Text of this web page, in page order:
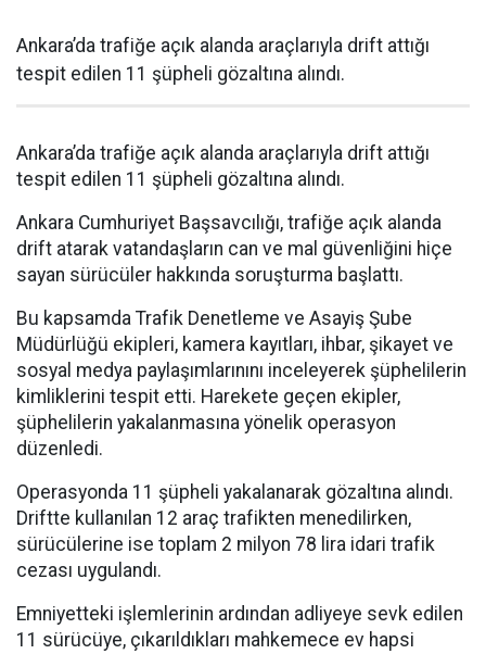
Ankara’da trafiğe açık alanda araçlarıyla drift attığı
tespit edilen 11 şüpheli gözaltına alındı.
Ankara’da trafiğe açık alanda araçlarıyla drift attığı
tespit edilen 11 şüpheli gözaltına alındı.
Ankara Cumhuriyet Başsavcılığı, trafiğe açık alanda
drift atarak vatandaşların can ve mal güvenliğini hiçe
sayan sürücüler hakkında soruşturma başlattı.
Bu kapsamda Trafik Denetleme ve Asayiş Şube
Müdürlüğü ekipleri, kamera kayıtları, ihbar, şikayet ve
sosyal medya paylaşımlarınını inceleyerek şüphelilerin
kimliklerini tespit etti. Harekete geçen ekipler,
şüphelilerin yakalanmasına yönelik operasyon
düzenledi.
Operasyonda 11 şüpheli yakalanarak gözaltına alındı.
Driftte kullanılan 12 araç trafikten menedilirken,
sürücülerine ise toplam 2 milyon 78 lira idari trafik
cezası uygulandı.
Emniyetteki işlemlerinin ardından adliyeye sevk edilen
11 sürücüye, çıkarıldıkları mahkemece ev hapsi